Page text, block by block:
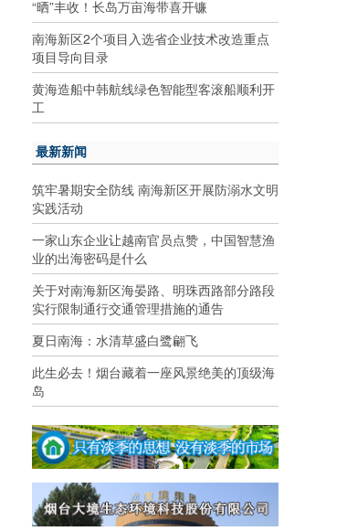
“晒”丰收！长岛万亩海带喜开镰
南海新区2个项目入选省企业技术改造重点
项目导向目录
黄海造船中韩航线绿色智能型客滚船顺利开
工
最新新闻
筑牢暑期安全防线 南海新区开展防溺水文明
实践活动
一家山东企业让越南官员点赞，中国智慧渔
业的出海密码是什么
关于对南海新区海晏路、明珠西路部分路段
实行限制通行交通管理措施的通告
夏日南海：水清草盛白鹭翩飞
此生必去！烟台藏着一座风景绝美的顶级海
岛